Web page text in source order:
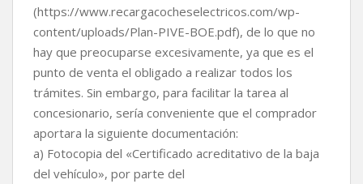
(https://www.recargacocheselectricos.com/wp-
content/uploads/Plan-PIVE-BOE.pdf), de lo que no
hay que preocuparse excesivamente, ya que es el
punto de venta el obligado a realizar todos los
trámites. Sin embargo, para facilitar la tarea al
concesionario, sería conveniente que el comprador
aportara la siguiente documentación:
a) Fotocopia del «Certificado acreditativo de la baja
del vehículo», por parte del